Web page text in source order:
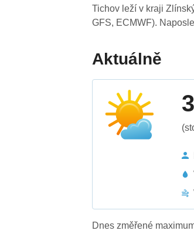
Tichov leží v kraji
GFS, ECMWF).
Aktuálně
Dnes změřené